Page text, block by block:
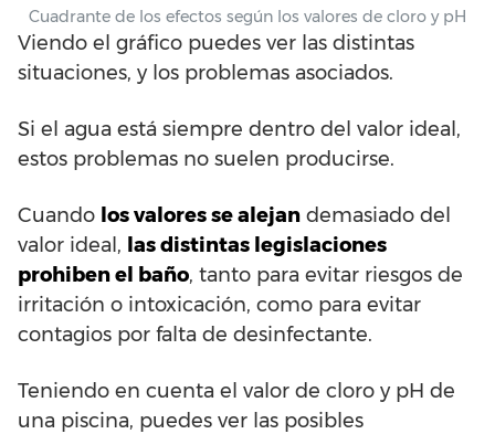
Cuadrante de los efectos según los valores de cloro y pH
Viendo el gráfico puedes ver las distintas
situaciones, y los problemas asociados.
Si el agua está siempre dentro del valor ideal,
estos problemas no suelen producirse.
Cuando los valores se alejan demasiado del
valor ideal, las distintas legislaciones
prohiben el baño, tanto para evitar riesgos de
irritación o intoxicación, como para evitar
contagios por falta de desinfectante.
Teniendo en cuenta el valor de cloro y pH de
una piscina, puedes ver las posibles